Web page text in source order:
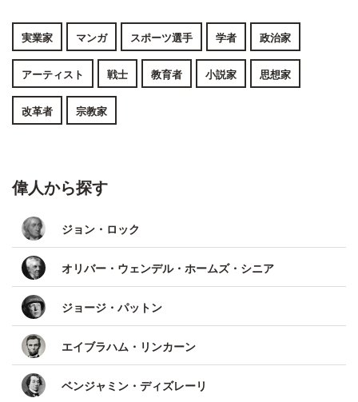
実業家 マンガ スポーツ選手 学者 政治家
アーティスト 戦士 教育者 小説家 思想家
改革者 宗教家
偉人から探す
ジョン・ロック
オリバー・ウェンデル・ホームズ・シニア
ジョージ・パットン
エイブラハム・リンカーン
ベンジャミン・ディズレーリ